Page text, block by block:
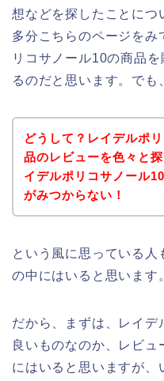
想などを探したことにつ
多分こちらのページをみ
リコサノール10の商品
るのだと思います。でも
どうして？レイデルポ
品のレビューを色々と
イデルポリコサノール
がみつからない！
という風に思っている
の中にはいると思います
だから、まずは、レイ
良いものなのか、レビュ
にはいると思いますが、